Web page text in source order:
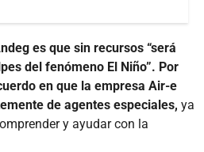
es que sin recursos “será
del fenómeno El Niño”. Por
en que la empresa Air-e
de agentes especiales, ya
y ayudar con la